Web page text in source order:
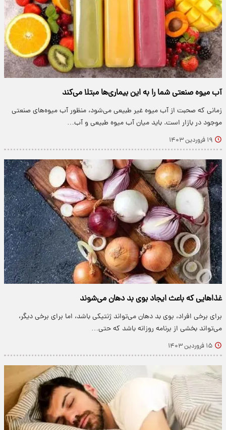
آب میوه صنعتی شما را به این بیماری‌ها مبتلا می‌کند
زمانی که صحبت از آب میوه غیر طبیعی می‌شود، منظور آب میوه‌های صنعتی
موجود در بازار است. باید میان آب میوه طبیعی و آب…
۱۹ فروردین ۱۴۰۳
غذاهایی که باعث ایجاد بوی بد دهان می‌شوند
برای برخی افراد، بوی بد دهان می‌تواند ژنتیکی باشد، اما برای برخی دیگر،
می‌تواند بخشی از برنامه روزانه باشد که حتی…
۱۵ فروردین ۱۴۰۳